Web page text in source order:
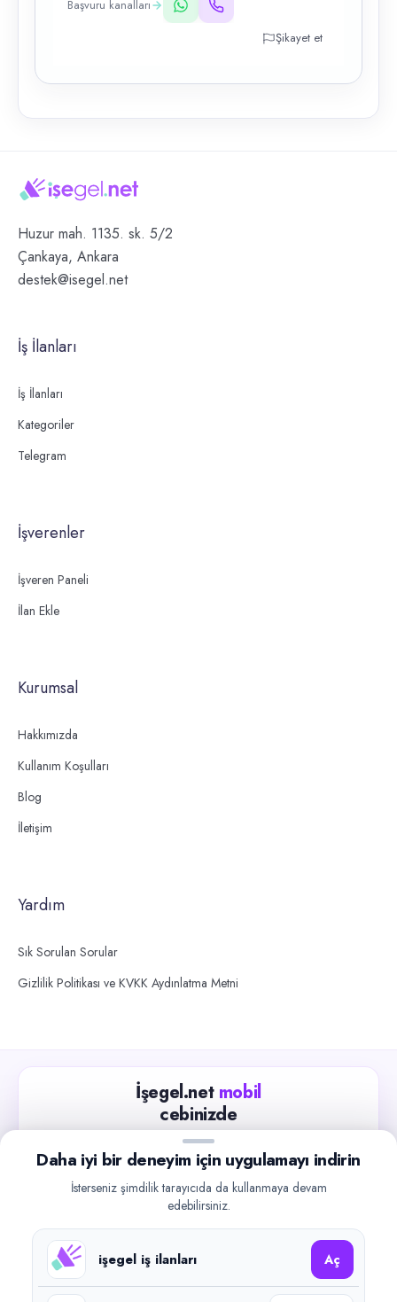
Başvuru kanalları
Şikayet et
Huzur mah. 1135. sk. 5/2
Çankaya, Ankara
destek@isegel.net
İş İlanları
İş İlanları
Kategoriler
Telegram
İşverenler
İşveren Paneli
İlan Ekle
Kurumsal
Hakkımızda
Kullanım Koşulları
Blog
İletişim
Yardım
Sık Sorulan Sorular
Gizlilik Politikası ve KVKK Aydınlatma Metni
İşegel.net mobil
cebinizde
Güncel iş ilanlarını takip edin, işverenlerle hızlıca
iletişime geçin.
Google Play
Daha iyi bir deneyim için uygulamayı indirin
İsterseniz şimdilik tarayıcıda da kullanmaya devam
edebilirsiniz.
işegel iş ilanları Aç